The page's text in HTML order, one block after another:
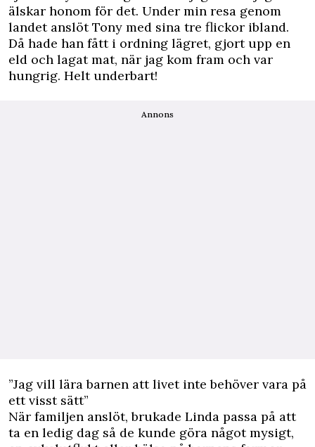
älskar honom för det. Under min resa genom
landet anslöt Tony med sina tre flickor ibland.
Då hade han fått i ordning lägret, gjort upp en
eld och lagat mat, när jag kom fram och var
hungrig. Helt underbart!
Annons
”Jag vill lära barnen att livet inte behöver vara på
ett visst sätt”
När familjen anslöt, brukade Linda passa på att
ta en ledig dag så de kunde göra något mysigt,